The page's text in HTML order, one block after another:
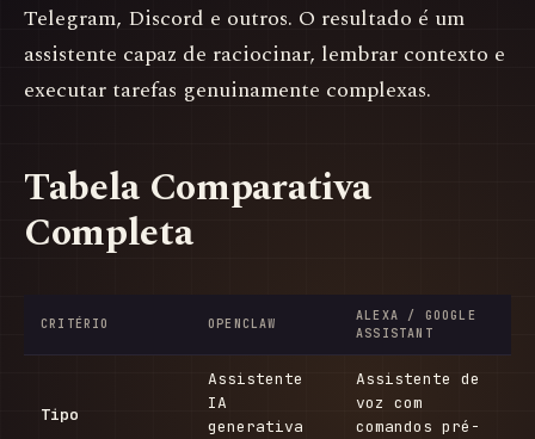
Telegram, Discord e outros. O resultado é um
assistente capaz de raciocinar, lembrar contexto e
executar tarefas genuinamente complexas.
Tabela Comparativa
Completa
CRITÉRIO OPENCLAW
ALEXA / GOOGLE
ASSISTANT
Tipo
Assistente
IA
generativa
Assistente de
voz com
comandos pré-